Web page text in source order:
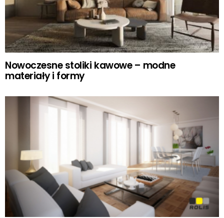
Nowoczesne stoliki kawowe – modne
materiały i formy